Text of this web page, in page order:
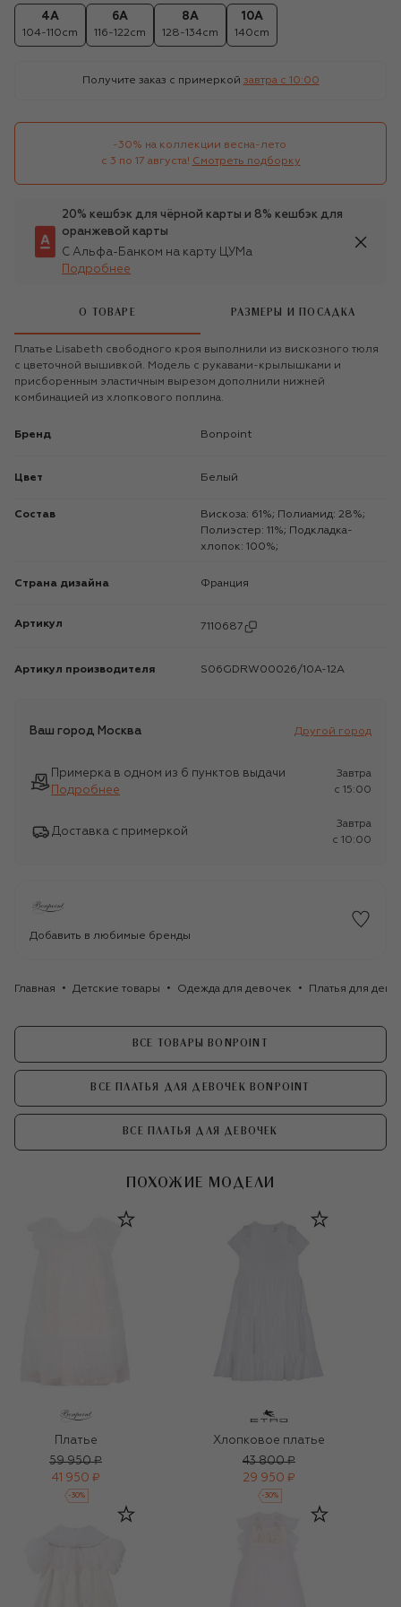
4A
104-110cm
6A
116-122cm
8A
128-134cm
10A
140cm
Получите заказ с примеркой завтра c 10:00
-30% на коллекции весна-лето
с 3 по 17 августа! Смотреть подборку
20% кешбэк для чёрной карты и 8% кешбэк для
оранжевой карты
С Альфа-Банком на карту ЦУМа
Подробнее
О ТОВАРЕ РАЗМЕРЫ И ПОСАДКА
Платье Lisabeth свободного кроя выполнили из вискозного тюля
с цветочной вышивкой. Модель с рукавами-крылышками и
присборенным эластичным вырезом дополнили нижней
комбинацией из хлопкового поплина.
Бренд Bonpoint
Цвет Белый
Состав
Вискоза: 61%; Полиамид: 28%;
Полиэстер: 11%; Подкладка-
хлопок: 100%;
Страна дизайна Франция
Артикул 7110687
Артикул производителя S06GDRW00026/10A-12A
Ваш город Москва Другой город
Примерка в одном из 6 пунктов выдачи
Подробнее
Завтра
c 15:00
Доставка с примеркой
Завтра
c 10:00
Добавить в любимые бренды
Главная Детские товары Одежда для девочек Платья для
ВСЕ ТОВАРЫ BONPOINT
ВСЕ ПЛАТЬЯ ДЛЯ ДЕВОЧЕК BONPOINT
ВСЕ ПЛАТЬЯ ДЛЯ ДЕВОЧЕК
ПОХОЖИЕ МОДЕЛИ
Платье
59 950 ₽
41 950 ₽
-30%
Хлопковое платье
43 800 ₽
29 950 ₽
-30%